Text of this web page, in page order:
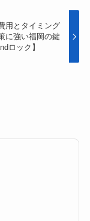
用とタイミング
に強い福岡の鍵
ロック】